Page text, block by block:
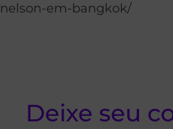
nelson-em-bangkok/
Deixe seu